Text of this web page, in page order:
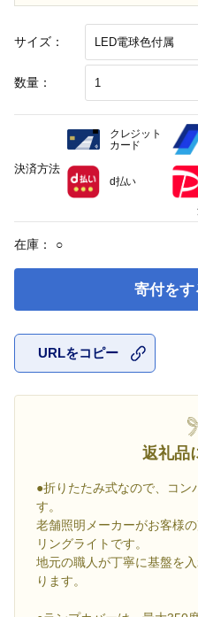
サイズ：
数量：
在庫： ○
寄付をす
URLをコピー
返礼品
●折りたたみ式なので、コン
す。
老舗照明メーカーがお客様
リングライトです。
地元の職人が丁寧に基盤を
ります。
決済方法
クレジット
カード
d払い